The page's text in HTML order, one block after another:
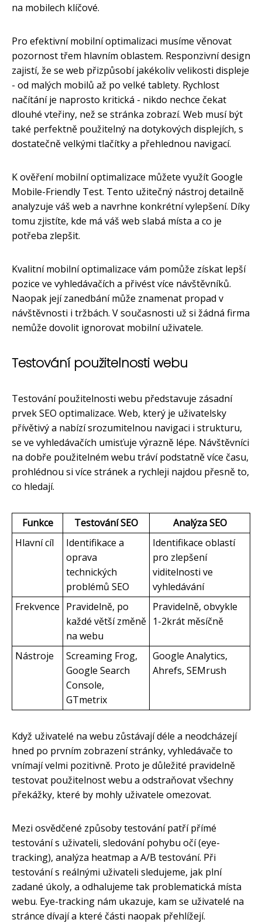
na mobilech klíčové.
Pro efektivní mobilní optimalizaci musíme věnovat
pozornost třem hlavním oblastem. Responzivní design
zajistí, že se web přizpůsobí jakékoliv velikosti displeje
- od malých mobilů až po velké tablety. Rychlost
načítání je naprosto kritická - nikdo nechce čekat
dlouhé vteřiny, než se stránka zobrazí. Web musí být
také perfektně použitelný na dotykových displejích, s
dostatečně velkými tlačítky a přehlednou navigací.
K ověření mobilní optimalizace můžete využít Google
Mobile-Friendly Test. Tento užitečný nástroj detailně
analyzuje váš web a navrhne konkrétní vylepšení. Díky
tomu zjistíte, kde má váš web slabá místa a co je
potřeba zlepšit.
Kvalitní mobilní optimalizace vám pomůže získat lepší
pozice ve vyhledávačích a přivést více návštěvníků.
Naopak její zanedbání může znamenat propad v
návštěvnosti i tržbách. V současnosti už si žádná firma
nemůže dovolit ignorovat mobilní uživatele.
Testování použitelnosti webu
Testování použitelnosti webu představuje zásadní
prvek SEO optimalizace. Web, který je uživatelsky
přívětivý a nabízí srozumitelnou navigaci i strukturu,
se ve vyhledávačích umisťuje výrazně lépe. Návštěvníci
na dobře použitelném webu tráví podstatně více času,
prohlédnou si více stránek a rychleji najdou přesně to,
co hledají.
Funkce Testování SEO
Analýza SEO
Hlavní cíl
Identifikace a
oprava
technických
problémů SEO
Identifikace oblastí
pro zlepšení
viditelnosti ve
vyhledávání
Frekvence Pravidelně, po
každé větší změně
na webu
Pravidelně, obvykle
1-2krát měsíčně
Nástroje
Screaming Frog,
Google Search
Console,
GTmetrix
Google Analytics,
Ahrefs, SEMrush
Když uživatelé na webu zůstávají déle a neodcházejí
hned po prvním zobrazení stránky, vyhledávače to
vnímají velmi pozitivně. Proto je důležité pravidelně
testovat použitelnost webu a odstraňovat všechny
překážky, které by mohly uživatele omezovat.
Mezi osvědčené způsoby testování patří přímé
testování s uživateli, sledování pohybu očí (eye-
tracking), analýza heatmap a A/B testování. Při
testování s reálnými uživateli sledujeme, jak plní
zadané úkoly, a odhalujeme tak problematická místa
webu. Eye-tracking nám ukazuje, kam se uživatelé na
stránce dívají a které části naopak přehlížejí.